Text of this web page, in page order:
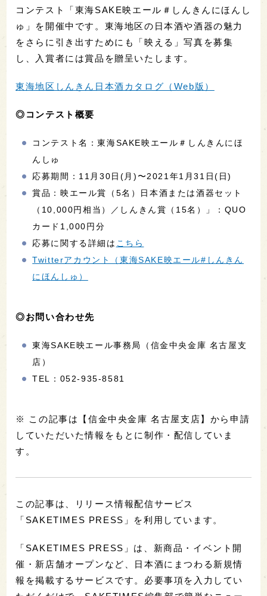
コンテスト「東海SAKE映エール＃しんきんにほんし
ゅ」を開催中です。東海地区の日本酒や酒器の魅力
をさらに引き出すためにも「映える」写真を募集
し、入賞者には賞品を贈呈いたします。
東海地区しんきん日本酒カタログ（Web版）
◎コンテスト概要
コンテスト名：東海SAKE映エール＃しんきんにほ
んしゅ
応募期間：11月30日(月)〜2021年1月31日(日)
賞品：映エール賞（5名）日本酒または酒器セット
（10,000円相当）／しんきん賞（15名）」：QUO
カード1,000円分
応募に関する詳細は こちら
Twitterアカウント（東海SAKE映エール#しんきん
にほんしゅ）
◎お問い合わせ先
東海SAKE映エール事務局（信金中央金庫 名古屋支
店）
TEL：052-935-8581
※ この記事は【信金中央金庫 名古屋支店】から申請
していただいた情報をもとに制作・配信していま
す。
この記事は、リリース情報配信サービス
「SAKETIMES PRESS」を利用しています。
「SAKETIMES PRESS」は、新商品・イベント開
催・新店舗オープンなど、日本酒にまつわる新規情
報を掲載するサービスです。必要事項を入力してい